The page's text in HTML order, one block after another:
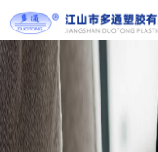
首
页
关
于
我
新
闻
产